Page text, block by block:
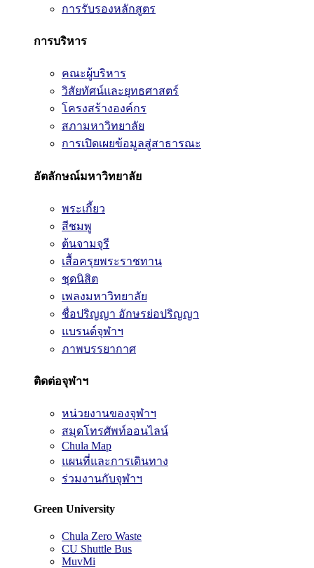
การรับรองหลักสูตร
การบริหาร
คณะผู้บริหาร
วิสัยทัศน์และยุทธศาสตร์
โครงสร้างองค์กร
สภามหาวิทยาลัย
การเปิดเผยข้อมูลสู่สาธารณะ
อัตลักษณ์มหาวิทยาลัย
พระเกี้ยว
สีชมพู
ต้นจามจุรี
เสื้อครุยพระราชทาน
ชุดนิสิต
เพลงมหาวิทยาลัย
ชื่อปริญญา อักษรย่อปริญญา
แบรนด์จุฬาฯ
ภาพบรรยากาศ
ติดต่อจุฬาฯ
หน่วยงานของจุฬาฯ
สมุดโทรศัพท์ออนไลน์
Chula Map
แผนที่และการเดินทาง
ร่วมงานกับจุฬาฯ
Green University
Chula Zero Waste
CU Shuttle Bus
MuvMi